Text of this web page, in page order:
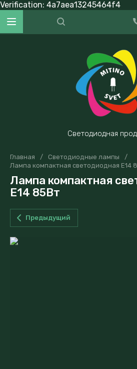
Verification: 4a7aea13245464f4
Светодиодная
Главная / Светодиодные лампы
/
Лампа компактная светодиодная E14
Лампа компактная
E14 85Вт
Предыдущий